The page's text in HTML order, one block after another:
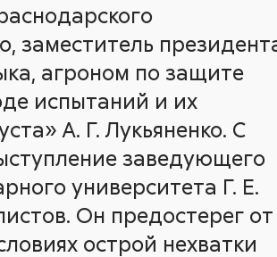
заместитель
агроном по защите
испытаний и их
А. Г. Лукьяненко. С
заведующего
университета Г. Е.
Он предостерег от
острой нехватки